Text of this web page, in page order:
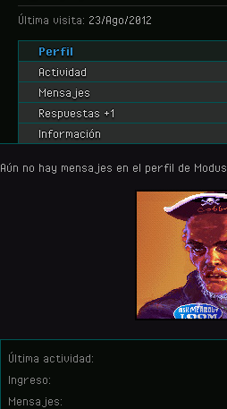
Última actividad:
Ingreso:
Mensajes:
Última visita: 23/Ago/2012
Perfil
Actividad
Mensajes
Respuestas +1
Información
Aún no hay mensajes en el perfil de Modus.